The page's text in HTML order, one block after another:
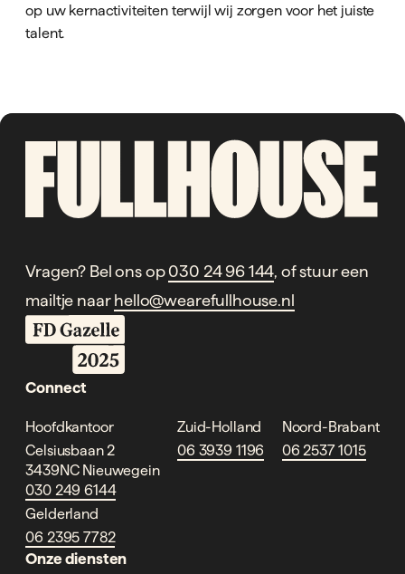
op uw kernactiviteiten terwijl wij zorgen voor het juiste
talent.
Vragen? Bel ons op 030 24 96 144, of stuur een
mailtje naar hello@wearefullhouse.nl
Connect
Hoofdkantoor
Celsiusbaan 2
3439NC Nieuwegein
030 249 6144
Zuid-Holland
06 3939 1196
Noord-Brabant
06 2537 1015
Gelderland
06 2395 7782
Onze diensten